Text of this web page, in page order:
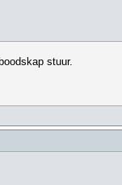
stuur.